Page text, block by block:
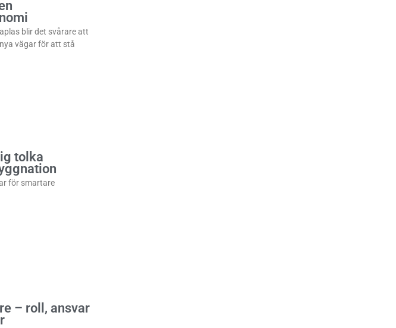
blir det svårare att
vägar för att stå
tolka
för smartare
– roll, ansvar